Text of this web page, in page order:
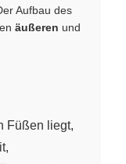
Aufbau des
äußeren und
Füßen liegt,